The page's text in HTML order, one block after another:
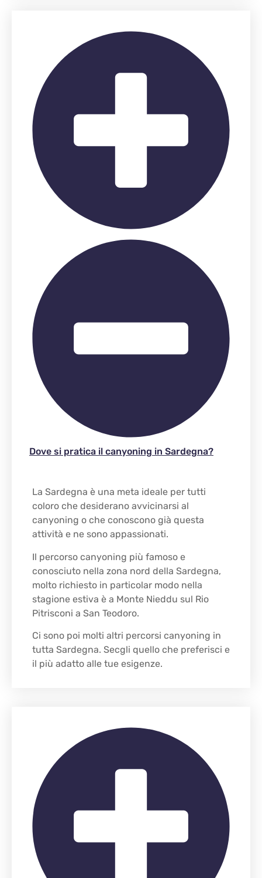
Dove si pratica il canyoning in Sardegna?
La Sardegna è una meta ideale per tutti
coloro che desiderano avvicinarsi al
canyoning o che conoscono già questa
attività e ne sono appassionati.
Il percorso canyoning più famoso e
conosciuto nella zona nord della Sardegna,
molto richiesto in particolar modo nella
stagione estiva è a Monte Nieddu sul Rio
Pitrisconi a San Teodoro.
Ci sono poi molti altri percorsi canyoning in
tutta Sardegna. Secgli quello che preferisci e
il più adatto alle tue esigenze.